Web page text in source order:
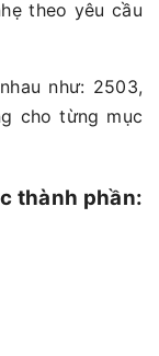
theo yêu cầu
như: 2503,
cho từng mục
thành phần: